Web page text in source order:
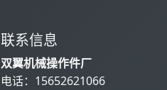
联系信息
双翼机械操作件厂
电话： 15652621066